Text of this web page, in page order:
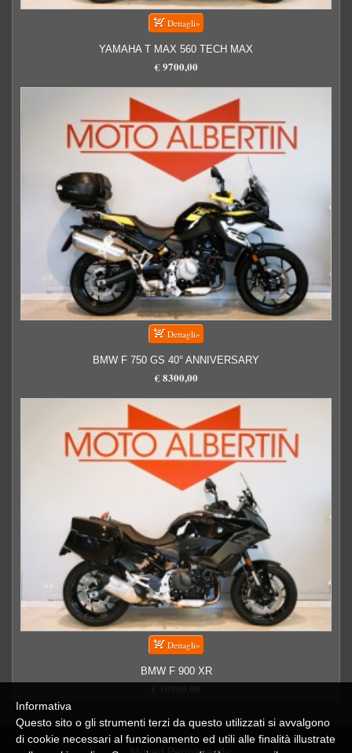
YAMAHA T MAX 560 TECH MAX
€ 9700,00
BMW F 750 GS 40° ANNIVERSARY
€ 8300,00
BMW F 900 XR
Informativa
Questo sito o gli strumenti terzi da questo utilizzati si avvalgono
di cookie necessari al funzionamento ed utili alle finalità illustrate